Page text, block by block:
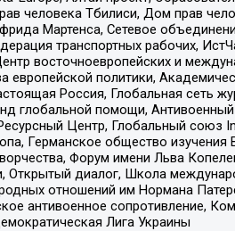
человека Тбилиси, Дом прав
Мартенса, Сетевое
транспортных рабочих,
восточноевропейских и
политики,
Россия, Глобальная сеть
глобальной помощи,
Центр, Глобальный союз
Германское общество
Форум имени Льва
диалог, Школа
отношений им Нормана
антивоенное сопротивление,
Лига Украины